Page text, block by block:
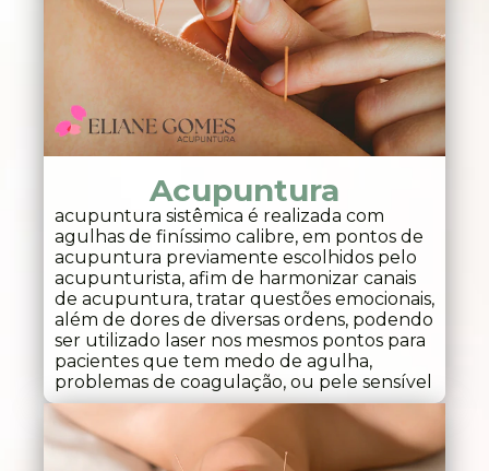
Acupuntura
acupuntura sistêmica é realizada com
agulhas de finíssimo calibre, em pontos de
acupuntura previamente escolhidos pelo
acupunturista, afim de harmonizar canais
de acupuntura, tratar questões emocionais,
além de dores de diversas ordens, podendo
ser utilizado laser nos mesmos pontos para
pacientes que tem medo de agulha,
problemas de coagulação, ou pele sensível